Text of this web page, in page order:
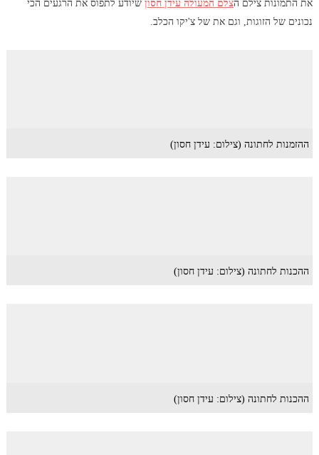
את התמונות צילם הצלם המעולה עידן חסוןשיודע לתפוס את הרגעים הכי
נכונים של הזוגות, וגם את של צ'יקו הכלב.
ההזמנות לחתונה (צילום: עידן חסון)
ההכנות לחתונה (צילום: עידן חסון)
ההכנות לחתונה (צילום: עידן חסון)